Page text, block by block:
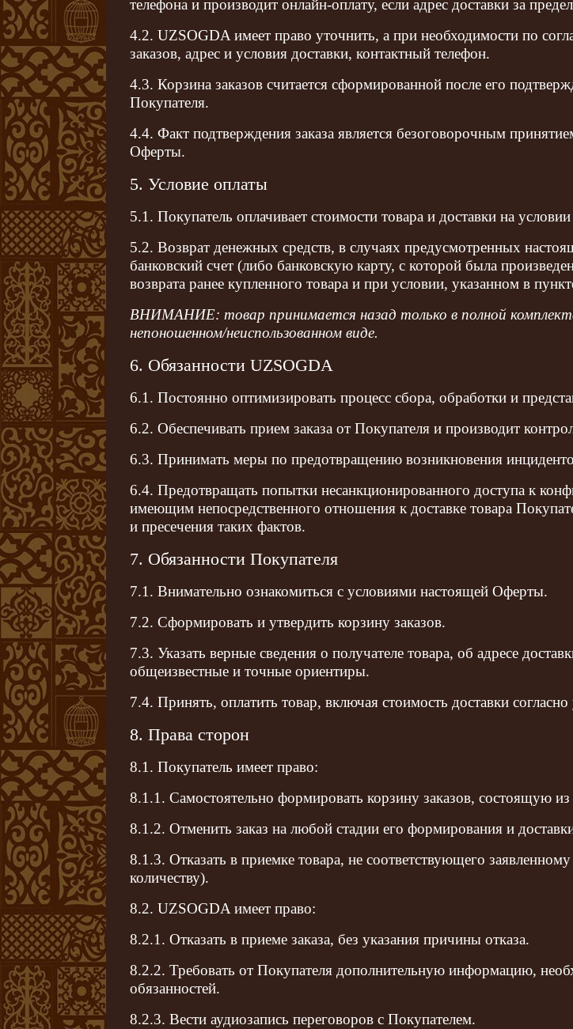
телефона и производит онлайн-оплату, если адрес доставки за
4.2. UZSOGDA имеет право уточнить, а при необходимости по
заказов, адрес и условия доставки, контактный телефон.
4.3. Корзина заказов считается сформированной после его
Покупателя.
4.4. Факт подтверждения заказа является безоговорочным
Оферты.
5. Условие оплаты
5.1. Покупатель оплачивает стоимости товара и доставки на
5.2. Возврат денежных средств, в случаях предусмотренных
банковский счет (либо банковскую карту, с которой была
возврата ранее купленного товара и при условии, указанном в
ВНИМАНИЕ: товар принимается назад только в полной
непоношенном/неиспользованном виде.
6. ОбязанностиUZSOGDA
6.1. Постоянно оптимизировать процесс сбора, обработки и
6.2. Обеспечивать прием заказа от Покупателя и производит
6.3. Принимать меры по предотвращению возникновения
6.4. Предотвращать попытки несанкционированного доступа к
имеющим непосредственного отношения к доставке товара
и пресечения таких фактов.
7. Обязанности Покупателя
7.1. Внимательно ознакомиться с условиями настоящей Оферты.
7.2. Сформировать и утвердить корзину заказов.
7.3. Указать верные сведения о получателе товара, об адресе
общеизвестные и точные ориентиры.
7.4. Принять, оплатить товар, включая стоимость доставки
8. Права сторон
8.1. Покупатель имеет право:
8.1.1. Самостоятельно формировать корзину заказов, состоящую
8.1.2. Отменить заказ на любой стадии его формирования и
8.1.3. Отказать в приемке товара, не соответствующего
количеству).
8.2. UZSOGDA имеет право:
8.2.1. Отказать в приеме заказа, без указания причины отказа.
8.2.2. Требовать от Покупателя дополнительную информацию,
обязанностей.
8.2.3. Вести аудиозапись переговоров с Покупателем.